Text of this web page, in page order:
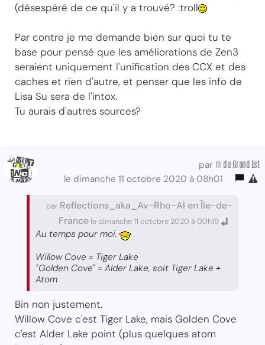
(désespéré de ce qu'il y a trouvé? :troll
Par contre je me demande bien sur quoi tu te
base pour pensé que les améliorations de Zen3
seraient uniquement l'unification des CCX et des
caches et rien d'autre, et penser que les info de
Lisa Su sera de l'intox.
Tu aurais d'autres sources?
par m du Grand Est
le dimanche 11 octobre 2020 à 08h01
par Reflections_aka_Av-Rho-Al en Île-de-
France le dimanche 11 octobre 2020 à 00h19
Au temps pour moi.
Willow Cove = Tiger Lake
"Golden Cove" = Alder Lake, soit Tiger Lake +
Atom
Bin non justement.
Willow Cove c'est Tiger Lake, mais Golden Cove
c'est Alder Lake point (plus quelques atom